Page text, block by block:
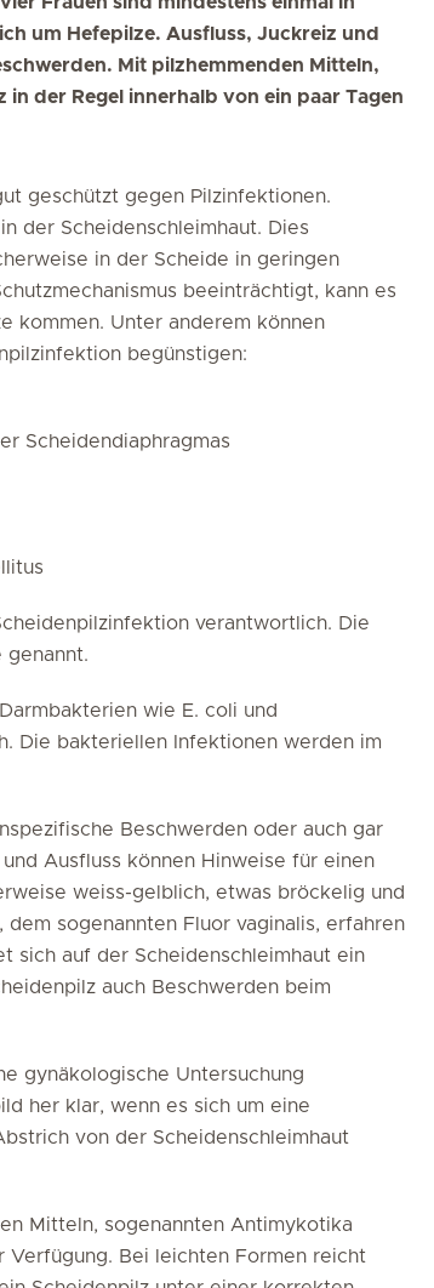
um Hefepilze. Ausfluss, Juckreiz und
Mit pilzhemmenden Mitteln,
der Regel innerhalb von ein paar Tagen
geschützt gegen Pilzinfektionen.
der Scheidenschleimhaut. Dies
in der Scheide in geringen
beeinträchtigt, kann es
kommen. Unter anderem können
begünstigen:
Scheidendiaphragmas
verantwortlich. Die
genannt.
wie E. coli und
Die bakteriellen Infektionen werden im
Beschwerden oder auch gar
Ausfluss können Hinweise für einen
weiss-gelblich, etwas bröckelig und
sogenannten Fluor vaginalis, erfahren
sich auf der Scheidenschleimhaut ein
auch Beschwerden beim
gynäkologische Untersuchung
her klar, wenn es sich um eine
von der Scheidenschleimhaut
Mitteln, sogenannten Antimykotika
Verfügung. Bei leichten Formen reicht